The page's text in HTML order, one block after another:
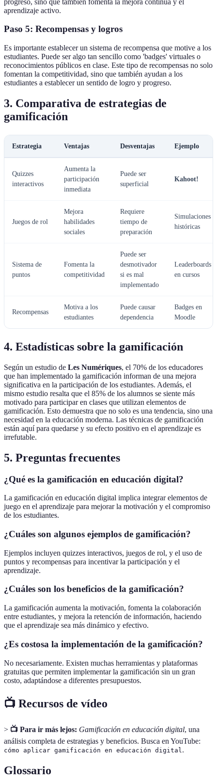
aprendizaje activo.
Paso 5: Recompensas y logros
Es importante establecer un sistema de recompensa que motive a los
estudiantes. Puede ser algo tan sencillo como 'badges' virtuales o
reconocimientos públicos en clase. Este tipo de recompensas no solo
fomentan la competitividad, sino que también ayudan a los
estudiantes a establecer un sentido de logro y progreso.
3. Comparativa de estrategias de
gamificación
Estrategia Ventajas Desventajas Ejemplo
Quizzes
interactivos
Aumenta la
participación
inmediata
Puede ser
superficial
Kahoot!
Juegos de rol
Mejora
habilidades
sociales
Requiere
tiempo de
preparación
Simulaciones
históricas
Sistema de
puntos
Fomenta la
competitividad
Puede ser
desmotivador
si es mal
implementado
Leaderboards
en cursos
Recompensas
Motiva a los
estudiantes
Puede causar
dependencia
Badges en
Moodle
4. Estadísticas sobre la gamificación
Según un estudio de Les Numériques, el 70% de los educadores
que han implementado la gamificación informan de una mejora
significativa en la participación de los estudiantes. Además, el
mismo estudio resalta que el 85% de los alumnos se siente más
motivado para participar en clases que utilizan elementos de
gamificación. Esto demuestra que no solo es una tendencia, sino una
necesidad en la educación moderna. Las técnicas de gamificación
están aquí para quedarse y su efecto positivo en el aprendizaje es
irrefutable.
5. Preguntas frecuentes
¿Qué es la gamificación en educación digital?
La gamificación en educación digital implica integrar elementos de
juego en el aprendizaje para mejorar la motivación y el compromiso
de los estudiantes.
¿Cuáles son algunos ejemplos de gamificación?
Ejemplos incluyen quizzes interactivos, juegos de rol, y el uso de
puntos y recompensas para incentivar la participación y el
aprendizaje.
¿Cuáles son los beneficios de la gamificación?
La gamificación aumenta la motivación, fomenta la colaboración
entre estudiantes, y mejora la retención de información, haciendo
que el aprendizaje sea más dinámico y efectivo.
¿Es costosa la implementación de la gamificación?
No necesariamente. Existen muchas herramientas y plataformas
gratuitas que permiten implementar la gamificación sin un gran
costo, adaptándose a diferentes presupuestos.
📺 Recursos de vídeo
> 📺 Para ir más lejos: Gamificación en educación digital, una
análisis completa de estrategias y beneficios. Busca en YouTube:
cómo aplicar gamificación en educación digital.
Glossario